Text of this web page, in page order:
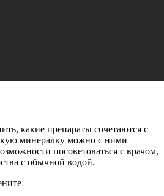
какие препараты сочетаются с
минералку можно с ними
посоветоваться с врачом,
с обычной водой.